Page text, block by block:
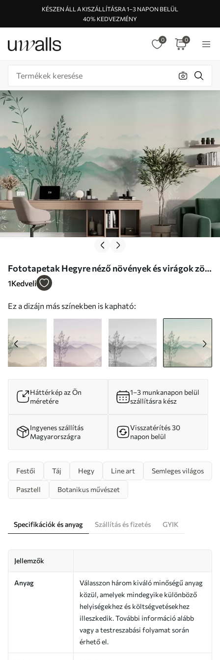
KÉSZEN ÁLL A KISZÁLLÍTÁSRA 1–3 NAPON BELÜL
40% KEDVEZMÉNY
0 0
Fototapetak Hegyre néző növények és virágok zöld
színű Nr. w07910v4
1Kedveli
Ez a dizájn más színekben is kapható:
Háttérkép az Ön
méretére
1–3 munkanapon belül
szállításra kész
Ingyenes szállítás
Magyarországra
Visszatérítés 30
napon belül
Festői Táj Hegy Line art Semleges világos
Pasztell Botanikus művészet
Specifikációk és anyag Szállítás és fizetés GYIK
Jellemzők
Anyag
Válasszon három kiváló minőségű anyag
közül, amelyek mindegyike különböző
helyiségekhez és költségvetésekhez
illeszkedik. További információ alább
vagy a testreszabási folyamat során
érhető el.